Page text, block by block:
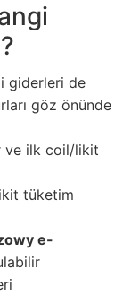
giderleri de
göz önünde
ve ilk coil/likit
tüketim
e-